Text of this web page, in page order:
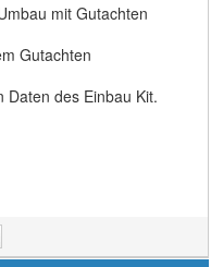
mit Gutachten
Gutachten
Daten des Einbau Kit.